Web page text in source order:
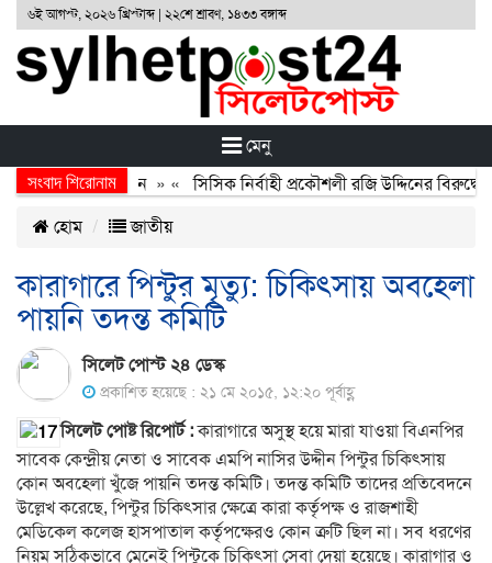
৬ই আগস্ট, ২০২৬ খ্রিস্টাব্দ | ২২শে শ্রাবণ, ১৪৩৩ বঙ্গাব্দ
মেনু
সংবাদ শিরোনাম
বর্জন ও বিসর্জন » « সিসিক নির্বাহী প্রকৌশলী রজি উদ্দিনের
হোম
জাতীয়
কারাগারে পিন্টুর মৃত্যু: চিকিৎসায় অবহেলা
পায়নি তদন্ত কমিটি
সিলেট পোস্ট ২৪ ডেস্ক
প্রকাশিত হয়েছে : ২১ মে ২০১৫, ১২:২০ পূর্বাহ্ণ
সিলেট পোষ্ট রিপোর্ট:কারাগারে অসুস্থ হয়ে মারা যাওয়া বিএনপির
সাবেক কেন্দ্রীয় নেতা ও সাবেক এমপি নাসির উদ্দীন পিন্টুর চিকিৎসায়
কোন অবহেলা খুঁজে পায়নি তদন্ত কমিটি। তদন্ত কমিটি তাদের প্রতিবেদনে
উল্লেখ করেছে, পিন্টুর চিকিৎসার ক্ষেত্রে কারা কর্তৃপক্ষ ও রাজশাহী
মেডিকেল কলেজ হাসপাতাল কর্তৃপক্ষেরও কোন ত্রুটি ছিল না। সব ধরণের
নিয়ম সঠিকভাবে মেনেই পিন্টুকে চিকিৎসা সেবা দেয়া হয়েছে। কারাগার ও